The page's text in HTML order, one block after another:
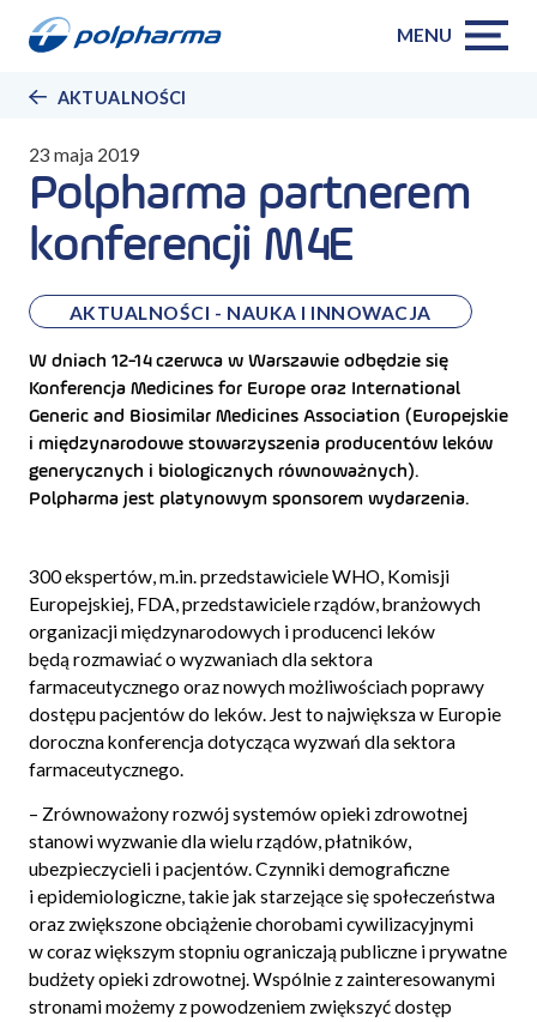
MENU
AKTUALNOŚCI
23 maja 2019
Polpharma partnerem
konferencji M4E
AKTUALNOŚCI - NAUKA I INNOWACJA
W dniach 12-14 czerwca w Warszawie odbędzie się
Konferencja Medicines for Europe oraz International
Generic and Biosimilar Medicines Association (Europejskie
i międzynarodowe stowarzyszenia producentów leków
generycznych i biologicznych równoważnych).
Polpharma jest platynowym sponsorem wydarzenia.
300 ekspertów, m.in. przedstawiciele WHO, Komisji
Europejskiej, FDA, przedstawiciele rządów, branżowych
organizacji międzynarodowych i producenci leków
będą rozmawiać o wyzwaniach dla sektora
farmaceutycznego oraz nowych możliwościach poprawy
dostępu pacjentów do leków. Jest to największa w Europie
doroczna konferencja dotycząca wyzwań dla sektora
farmaceutycznego.
– Zrównoważony rozwój systemów opieki zdrowotnej
stanowi wyzwanie dla wielu rządów, płatników,
ubezpieczycieli i pacjentów. Czynniki demograficzne
i epidemiologiczne, takie jak starzejące się społeczeństwa
oraz zwiększone obciążenie chorobami cywilizacyjnymi
w coraz większym stopniu ograniczają publiczne i prywatne
budżety opieki zdrowotnej. Wspólnie z zainteresowanymi
stronami możemy z powodzeniem zwiększyć dostęp